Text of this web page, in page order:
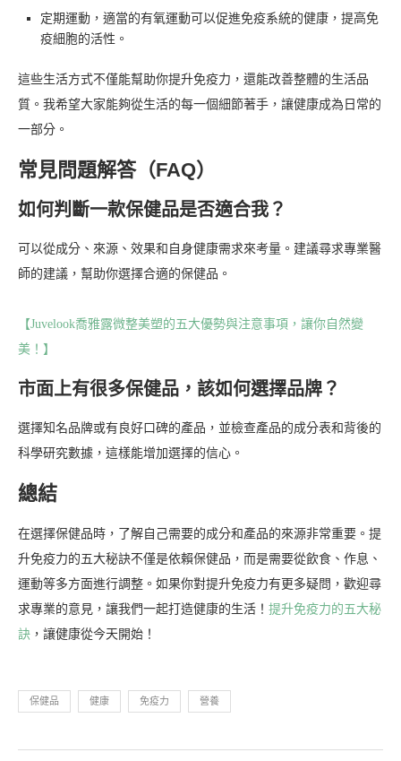
定期運動，適當的有氧運動可以促進免疫系統的健康，提高免
疫細胞的活性。
這些生活方式不僅能幫助你提升免疫力，還能改善整體的生活品
質。我希望大家能夠從生活的每一個細節著手，讓健康成為日常的
一部分。
常見問題解答（FAQ）
如何判斷一款保健品是否適合我？
可以從成分、來源、效果和自身健康需求來考量。建議尋求專業醫
師的建議，幫助你選擇合適的保健品。
【Juvelook喬雅露微整美塑的五大優勢與注意事項，讓你自然變
美！】
市面上有很多保健品，該如何選擇品牌？
選擇知名品牌或有良好口碑的產品，並檢查產品的成分表和背後的
科學研究數據，這樣能增加選擇的信心。
總結
在選擇保健品時，了解自己需要的成分和產品的來源非常重要。提
升免疫力的五大秘訣不僅是依賴保健品，而是需要從飲食、作息、
運動等多方面進行調整。如果你對提升免疫力有更多疑問，歡迎尋
求專業的意見，讓我們一起打造健康的生活！ 提升免疫力的五大秘
訣 ，讓健康從今天開始！
保健品 健康 免疫力 營養